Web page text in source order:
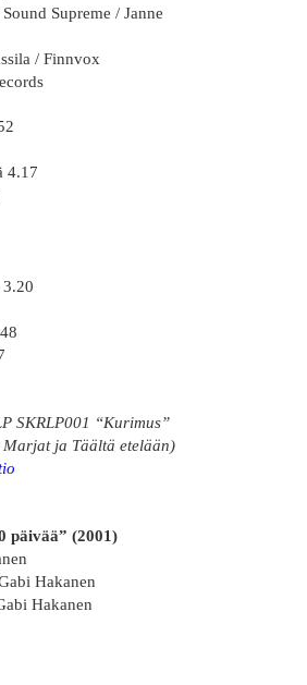
Supreme / Janne
/ Finnvox
4.17
SKRLP001 “Kurimus”
ja Täältä etelään)
päivää” (2001)
Hakanen
Hakanen